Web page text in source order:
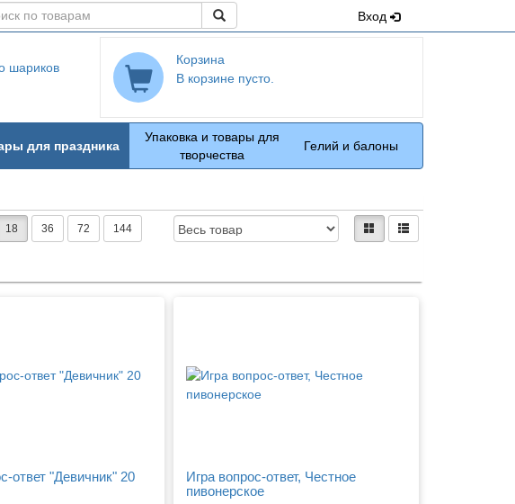
Вход
Корзина
В корзине пусто.
для праздника
Упаковка и товары для
творчества
Гелий и балоны
18 36 72 144
Доступность: Вид:плиткамирядами
ответ "Девичник" 20
Игра вопрос-ответ, Честное
пивонерское